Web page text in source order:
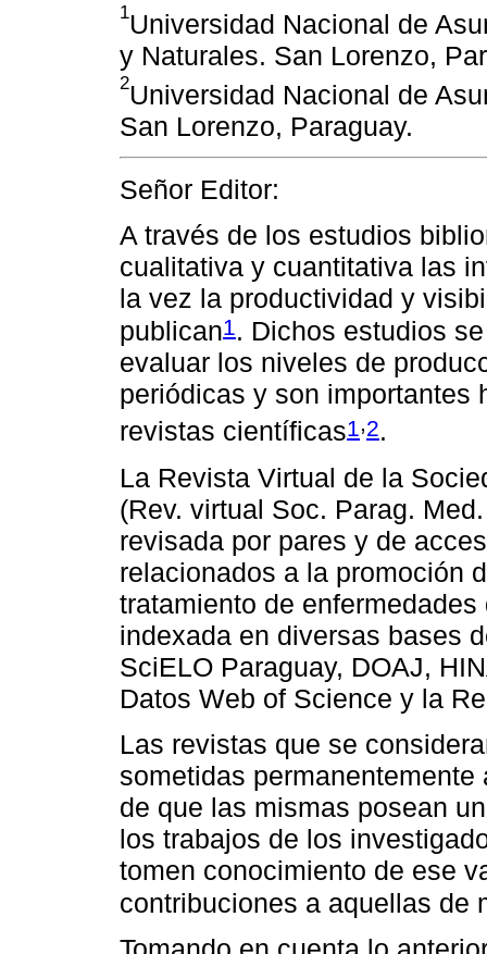
1Universidad Nacional de
y Naturales. San Lorenzo,
2Universidad Nacional de
San Lorenzo, Paraguay.
Señor Editor:
A través de los estudios
cualitativa y cuantitativa las
la vez la productividad y
publican1. Dichos estudios
evaluar los niveles de
periódicas y son importantes
revistas científicas1 ,2.
La Revista Virtual de la
(Rev. virtual Soc. Parag.
revisada por pares y de
relacionados a la promoción
tratamiento de
indexada en diversas bases
SciELO Paraguay, DOAJ,
Datos Web of Science y la
Las revistas que se
sometidas
de que las mismas posean
los trabajos de los
tomen conocimiento de ese
contribuciones a aquellas de